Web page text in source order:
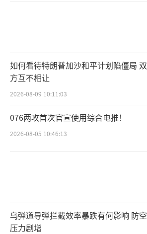
如何看待特朗普加沙和平计划陷僵局 双
方互不相让
2026-08-09 10:11:03
076两攻首次官宣使用综合电推！
2026-08-05 10:46:13
乌弹道导弹拦截效率暴跌有何影响 防空
压力剧增